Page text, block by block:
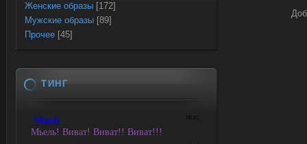
Женские образы [172]
Мужские образы [89]
Прочее [45]
ТИНГ